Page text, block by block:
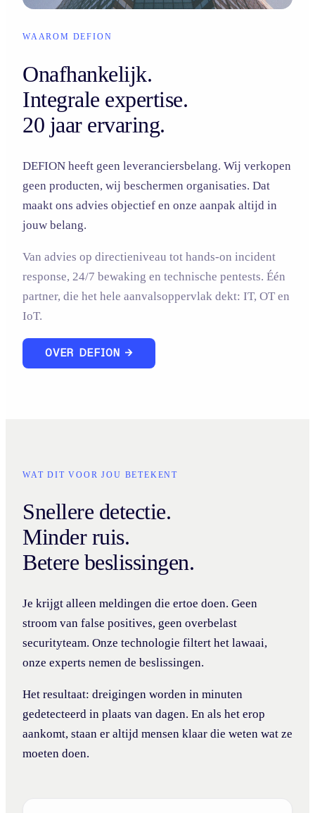
WAAROM DEFION
Onafhankelijk.
Integrale expertise.
20 jaar ervaring.
DEFION heeft geen leveranciersbelang. Wij verkopen
geen producten, wij beschermen organisaties. Dat
maakt ons advies objectief en onze aanpak altijd in
jouw belang.
Van advies op directieniveau tot hands-on incident
response, 24/7 bewaking en technische pentests. Één
partner, die het hele aanvalsoppervlak dekt: IT, OT en
IoT.
OVER DEFION →
WAT DIT VOOR JOU BETEKENT
Snellere detectie.
Minder ruis.
Betere beslissingen.
Je krijgt alleen meldingen die ertoe doen. Geen
stroom van false positives, geen overbelast
securityteam. Onze technologie filtert het lawaai,
onze experts nemen de beslissingen.
Het resultaat: dreigingen worden in minuten
gedetecteerd in plaats van dagen. En als het erop
aankomt, staan er altijd mensen klaar die weten wat ze
moeten doen.